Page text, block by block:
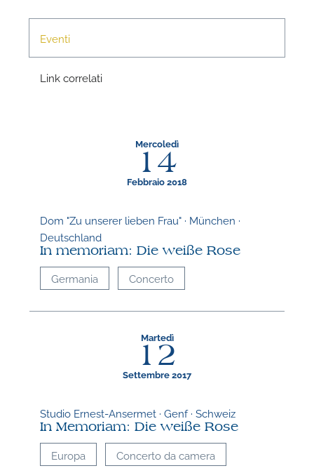
Eventi
Link correlati
Mercoledì
14
Febbraio 2018
Dom "Zu unserer lieben Frau" · München ·
Deutschland
In memoriam: Die weiße Rose
Germania Concerto
Martedì
12
Settembre 2017
Studio Ernest-Ansermet · Genf · Schweiz
In Memoriam: Die weiße Rose
Europa Concerto da camera